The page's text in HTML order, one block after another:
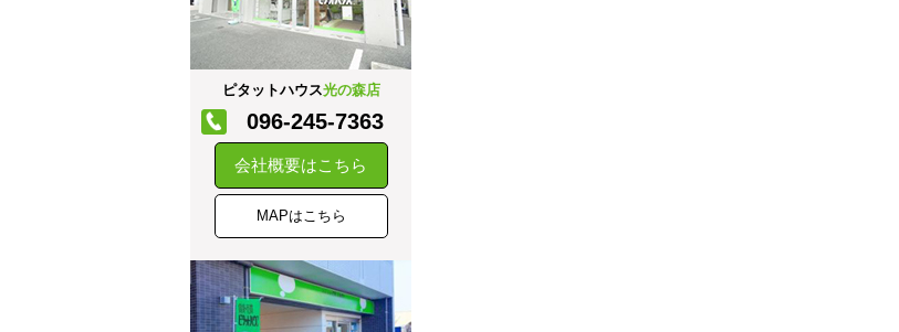
ピタットハウス光の森店
096-245-7363
会社概要はこちら
MAPはこちら